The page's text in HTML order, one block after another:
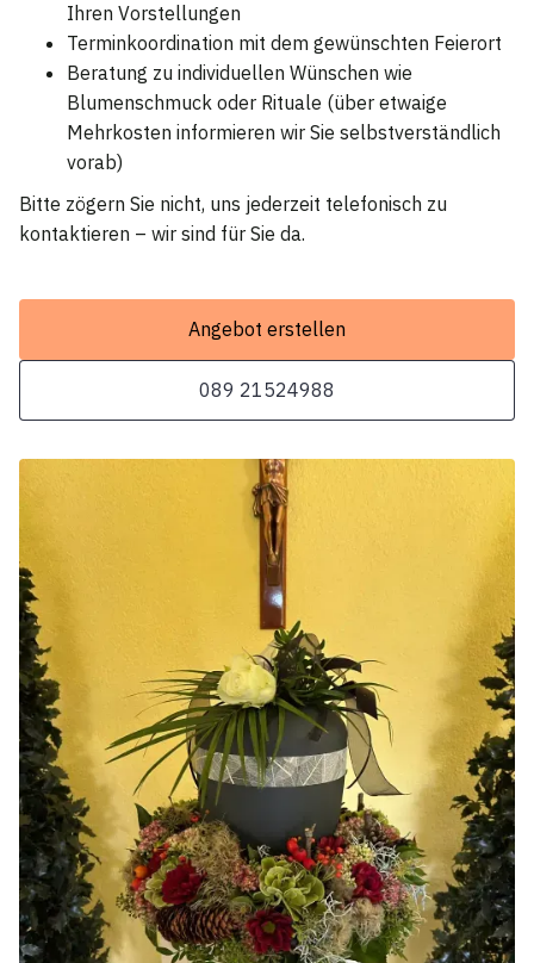
Ihren Vorstellungen
Terminkoordination mit dem gewünschten Feierort
Beratung zu individuellen Wünschen wie
Blumenschmuck oder Rituale (über etwaige
Mehrkosten informieren wir Sie selbstverständlich
vorab)
Bitte zögern Sie nicht, uns jederzeit telefonisch zu
kontaktieren – wir sind für Sie da.
Angebot erstellen
089 21524988